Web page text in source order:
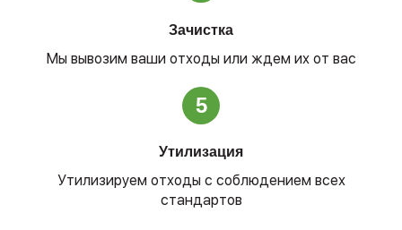
Зачистка
Мы вывозим ваши отходы или ждем их от вас
5
Утилизация
Утилизируем отходы с соблюдением всех
стандартов